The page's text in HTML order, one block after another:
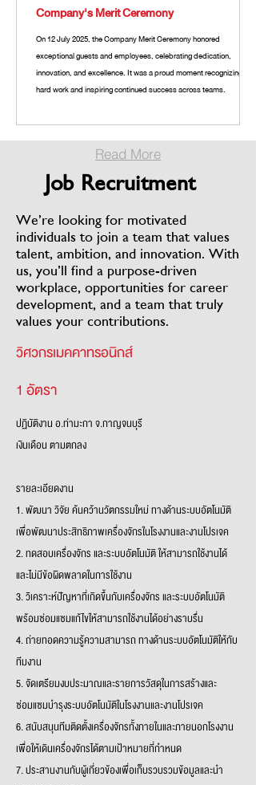
Company's Merit Ceremony
On 12 July 2025, the Company Merit Ceremony honored
exceptional guests and employees, celebrating dedication,
innovation, and excellence. It was a proud moment recognizing
hard work and inspiring continued success across teams.
Read More
Job Recruitment
We’re looking for motivated
individuals to join a team that values
talent, ambition, and innovation. With
us, you’ll find a purpose-driven
workplace, opportunities for career
development, and a team that truly
values your contributions.
วิศวกรเมคคาทรอนิกส์
1 อัตรา
ปฏิบัติงาน อ.ท่ามะกา จ.กาญจนบุรี
เงินเดือน ตามตกลง
รายละเอียดงาน
1. พัฒนา วิจัย ค้นคว้านวัตกรรมใหม่ ทางด้านระบบอัตโนมัติ
เพื่อพัฒนาประสิทธิภาพเครื่องจักรในโรงงานและงานโปรเจค
2. ทดสอบเครื่องจักร และระบบอัตโนมัติ ให้สามารถใช้งานได้
และไม่มีข้อผิดพลาดในการใช้งาน
3. วิเคราะห์ปัญหาที่เกิดขึ้นกับเครื่องจักร และระบบอัตโนมัติ
พร้อมซ่อมแซมแก้ไขให้สามารถใช้งานได้อย่างราบรื่น
4. ถ่ายทอดความรู้ความสามารถ ทางด้านระบบอัตโนมัติให้กับ
ทีมงาน
5. จัดเตรียมงบประมาณและรายการวัสดุในการสร้างและ
ซ่อมแซมบำรุงระบบอัตโนมัติในโรงงานและงานโปรเจค
6. สนับสนุนทีมติดตั้งเครื่องจักรทั้งภายในและภายนอกโรงงาน
เพื่อให้เดินเครื่องจักรได้ตามเป้าหมายที่กำหนด
7. ประสานงานกับผู้เกี่ยวข้องเพื่อเก็บรวบรวมข้อมูลและนำ